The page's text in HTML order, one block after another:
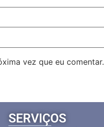
vez que eu comentar.
SERVIÇOS